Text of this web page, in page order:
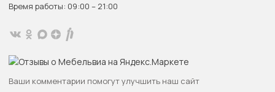
Время работы: 09:00 – 21:00
Ваши комментарии помогут улучшить наш сайт